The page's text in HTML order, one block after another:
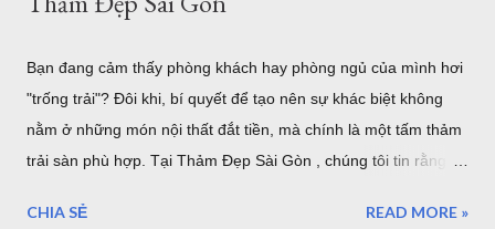
Bạn đang cảm thấy phòng khách hay phòng ngủ của mình hơi
"trống trải"? Đôi khi, bí quyết để tạo nên sự khác biệt không
nằm ở những món nội thất đắt tiền, mà chính là một tấm thảm
trải sàn phù hợp. Tại Thảm Đẹp Sài Gòn , chúng tôi tin rằng
7 phong cách phối thảm trang trí cực "cháy" đang dẫn đầu xu
CHIA SẺ READ MORE »